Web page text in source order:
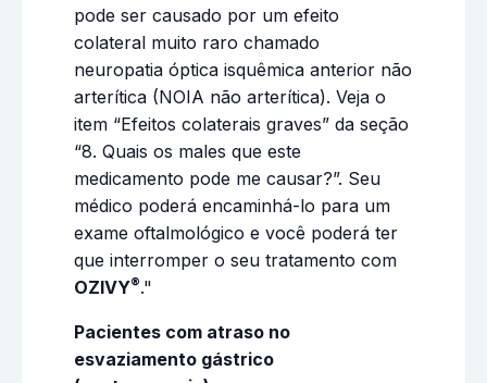
pode ser causado por um efeito
colateral muito raro chamado
neuropatia óptica isquêmica anterior não
arterítica (NOIA não arterítica). Veja o
item “Efeitos colaterais graves” da seção
“8. Quais os males que este
medicamento pode me causar?”. Seu
médico poderá encaminhá-lo para um
exame oftalmológico e você poderá ter
que interromper o seu tratamento com
OZIVY®."
Pacientes com atraso no
esvaziamento gástrico